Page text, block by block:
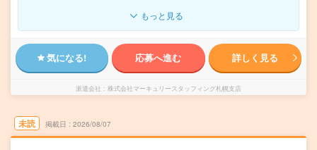
もっと見る
気になる! 応募へ進む 詳しく見る
派遣会社 株式会社マーキュリースタッフィング札幌支店
未読 掲載日 2026/08/07